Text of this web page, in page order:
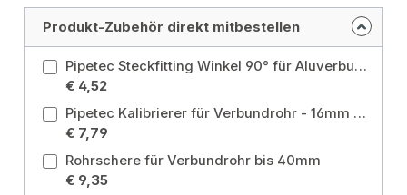
Produkt-Zubehör direkt mitbestellen
Pipetec Steckfitting Winkel 90° für Aluverbundrohr 16 x 2 mm Größe: 16x2 mm - 90°
€ 4,52
Pipetec Kalibrierer für Verbundrohr - 16mm - 20mm - 26mm Größe: 16 mm - 20 mm - 26 mm
€ 7,79
Rohrschere für Verbundrohr bis 40mm
€ 9,35